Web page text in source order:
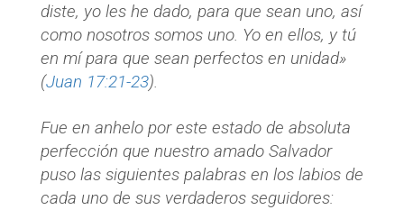
diste, yo les he dado, para que sean uno, así
como nosotros somos uno. Yo en ellos, y tú
en mí para que sean perfectos en unidad»
(Juan 17:21-23).
Fue en anhelo por este estado de absoluta
perfección que nuestro amado Salvador
puso las siguientes palabras en los labios de
cada uno de sus verdaderos seguidores: